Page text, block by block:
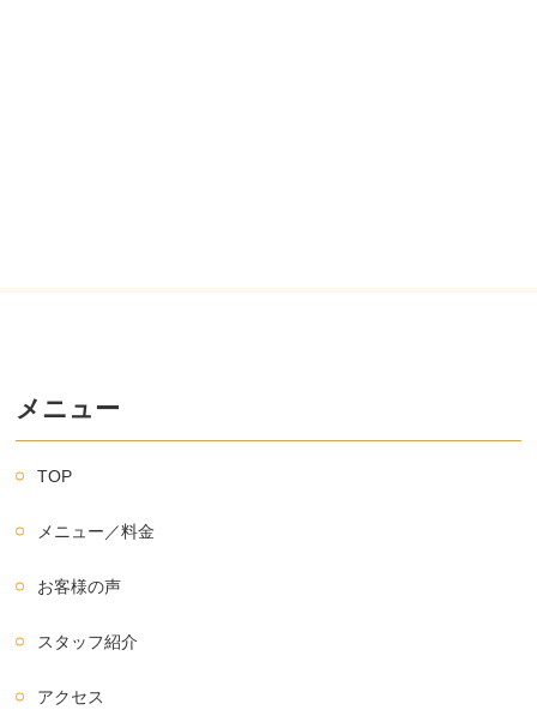
メニュー
TOP
メニュー／料金
お客様の声
スタッフ紹介
アクセス